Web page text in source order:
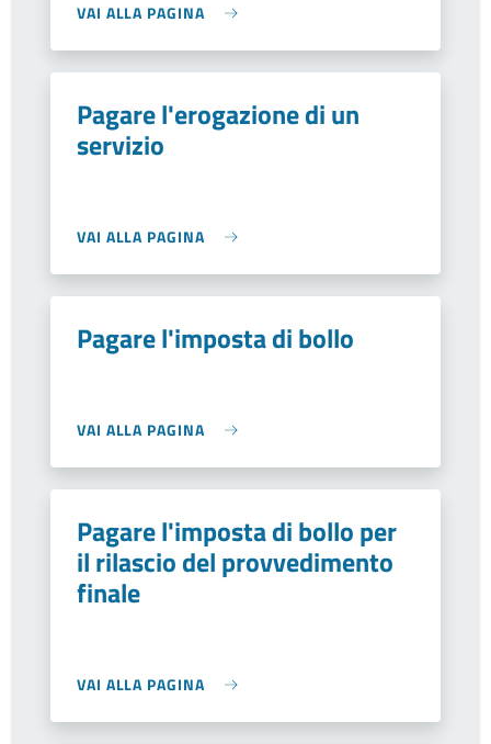
VAI ALLA PAGINA
Pagare l'erogazione di un
servizio
VAI ALLA PAGINA
Pagare l'imposta di bollo
VAI ALLA PAGINA
Pagare l'imposta di bollo per
il rilascio del provvedimento
finale
VAI ALLA PAGINA